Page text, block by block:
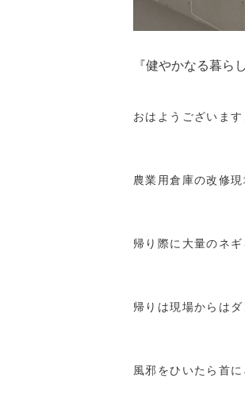
『健やかなる暮らし
おはようございま
農業用倉庫の改修
帰り際に大量のネ
帰りは現場からは
風邪をひいたら首